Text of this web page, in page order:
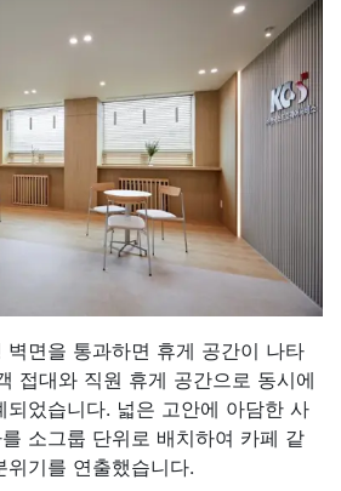
벽면을 통과하면 휴게 공간이 나타
접대와 직원 휴게 공간으로 동시에
되었습니다. 넓은 고안에 아담한 사
소그룹 단위로 배치하여 카페 같
기를 연출했습니다.